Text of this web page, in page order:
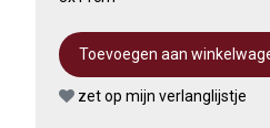
zet op mijn verlanglijstje